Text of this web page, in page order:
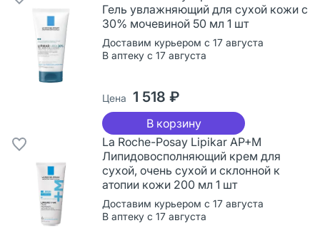
Гель увлажняющий для сухой кожи с
30% мочевиной 50 мл 1 шт
Доставим курьером с 17 августа
В аптеку с 17 августа
Цена 1 518 ₽
В корзину
La Roche-Posay Lipikar AP+M
Липидовосполняющий крем для
сухой, очень сухой и склонной к
атопии кожи 200 мл 1 шт
Доставим курьером с 17 августа
В аптеку с 17 августа